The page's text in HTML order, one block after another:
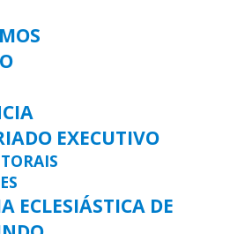
EXECUTIVO
ECLESIÁSTICA DE